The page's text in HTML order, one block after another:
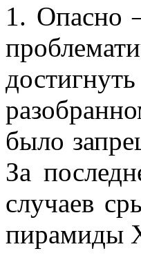
1. Опасно
было
За
случаев
пирамиды